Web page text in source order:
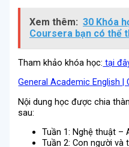
Xem thêm: 30 Khóa
Coursera bạn có thể
Tham khảo khóa học: tại
General Academic English |
Nội dung học được chia
sau:
Tuần 1: Nghệ thuật –
Tuần 2: Con người và